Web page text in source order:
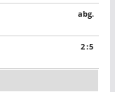
abg.
2:5